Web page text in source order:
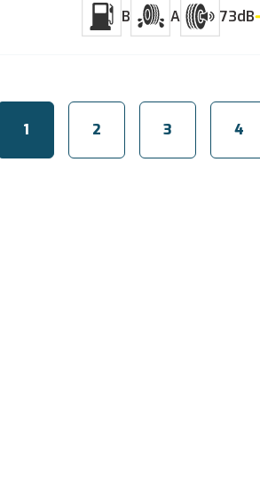
B A 73dB
1 2 3 4